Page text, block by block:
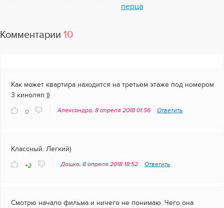
перца
Комментарии 10
Как может квартира находится на третьем этаже под номером
3 киноляп ))
0 Александра, 8 апреля 2018 01:56 Ответить
Классный. Легкий)
+2 Дашка, 8 апреля 2018 18:52 Ответить
Смотрю начало фильма и ничего не понимаю. Чего она